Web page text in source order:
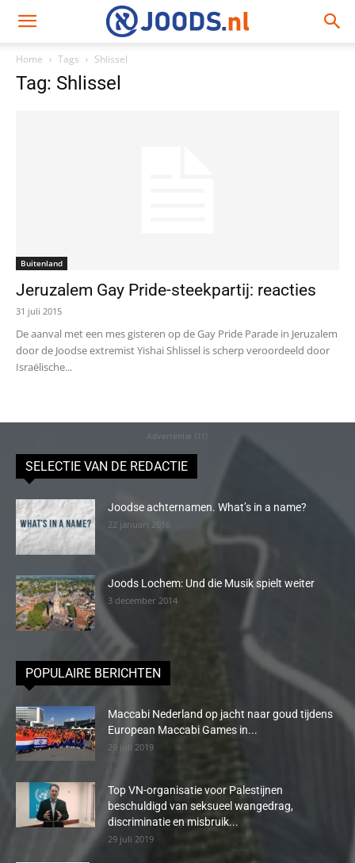
Home Tags Shlissel
Tag: Shlissel
Buitenland
Jeruzalem Gay Pride-steekpartij: reacties
31 juli 2015
De aanval met een mes gisteren op de Gay Pride Parade in Jeruzalem
door de Joodse extremist Yishai Shlissel is scherp veroordeeld door
Israëlische...
Advertentie (11)
SELECTIE VAN DE REDACTIE
Joodse achternamen. What’s in a name?
22 januari 2016
Joods Lochem: Und die Musik spielt weiter
3 december 2014
POPULAIRE BERICHTEN
Maccabi Nederland op jacht naar goud tijdens
European Maccabi Games in...
29 juli 2019
Top VN-organisatie voor Palestijnen
beschuldigd van seksueel wangedrag,
discriminatie en misbruik...
29 juli 2019